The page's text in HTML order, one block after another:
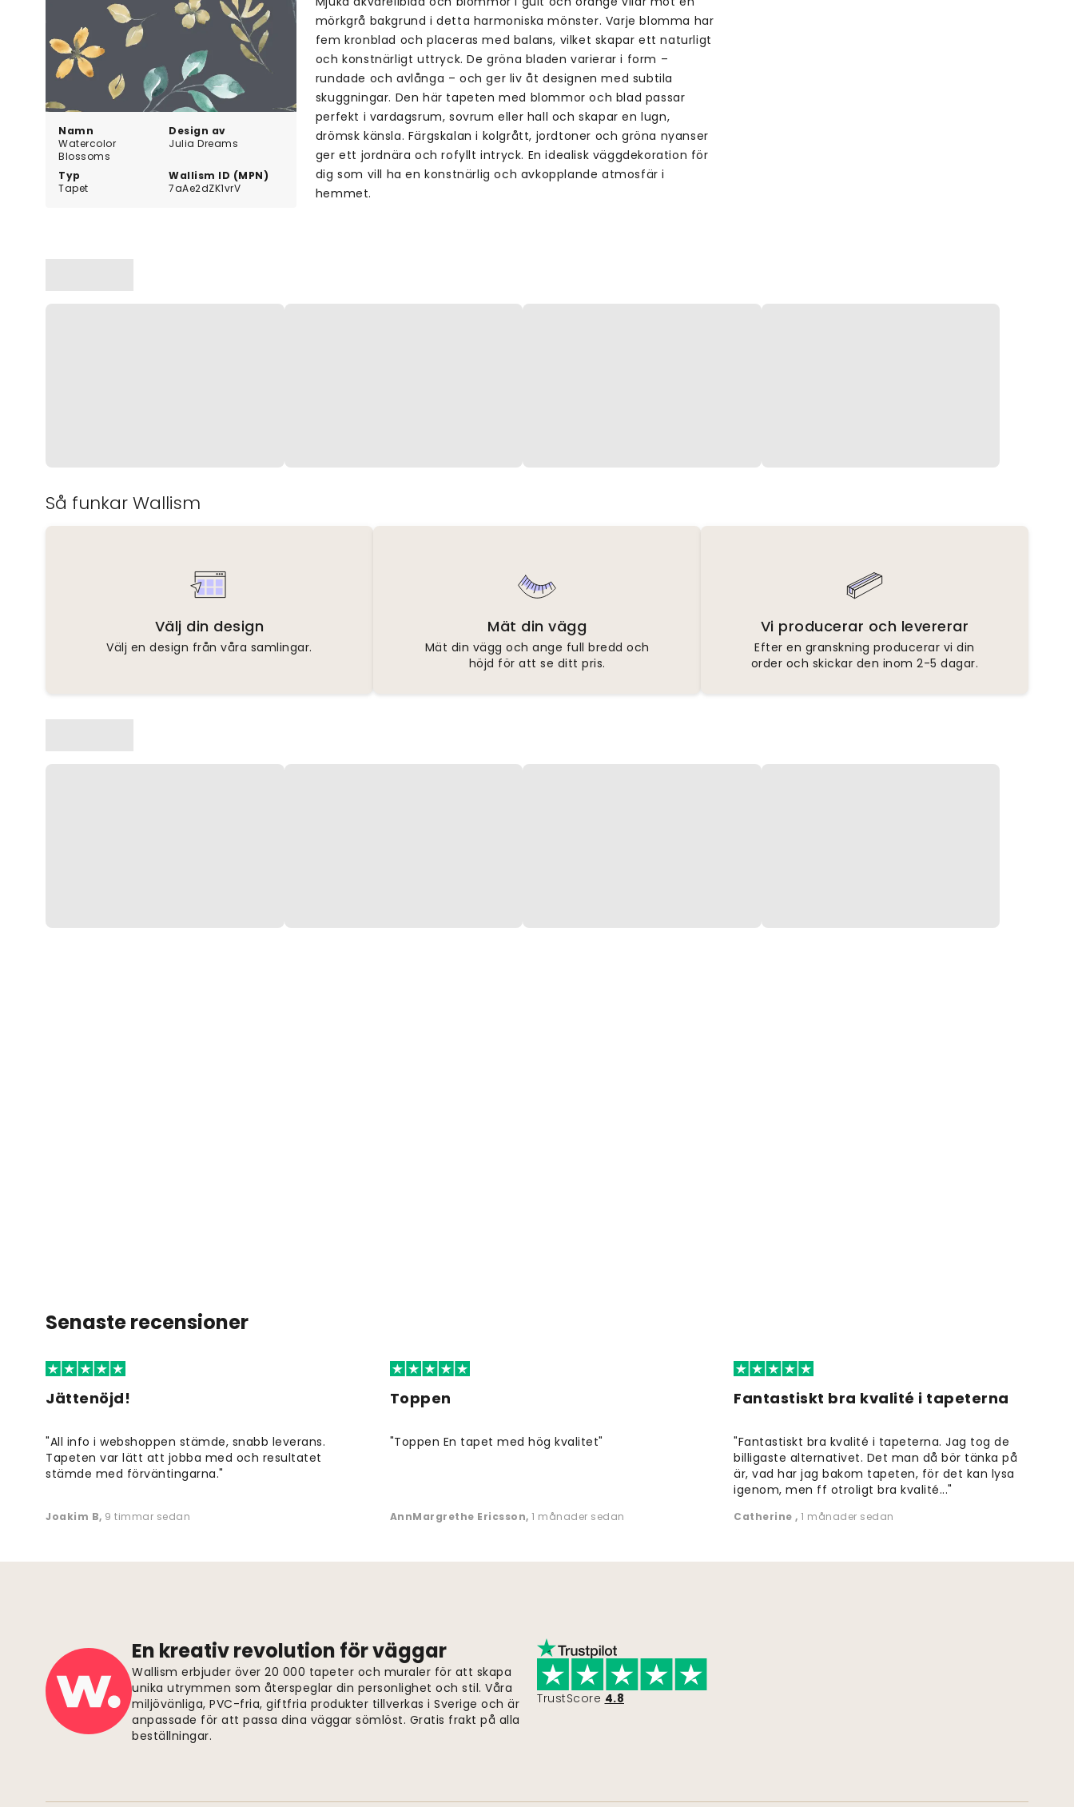
Namn
Watercolor
Blossoms
Design av
Julia Dreams
Typ
Tapet
Wallism ID (MPN)
7aAe2dZK1vrV
mörkgrå bakgrund i detta harmoniska mönster. Varje blomma har
fem kronblad och placeras med balans, vilket skapar ett naturligt
och konstnärligt uttryck. De gröna bladen varierar i form –
rundade och avlånga – och ger liv åt designen med subtila
skuggningar. Den här tapeten med blommor och blad passar
perfekt i vardagsrum, sovrum eller hall och skapar en lugn,
drömsk känsla. Färgskalan i kolgrått, jordtoner och gröna nyanser
ger ett jordnära och rofyllt intryck. En idealisk väggdekoration för
dig som vill ha en konstnärlig och avkopplande atmosfär i
hemmet.
Så funkar Wallism
Välj din design
Välj en design från våra samlingar.
Mät din vägg
Mät din vägg och ange full bredd och
höjd för att se ditt pris.
Vi producerar och levererar
Efter en granskning producerar vi din
order och skickar den inom 2-5 dagar.
Senaste recensioner
Jättenöjd!
"All info i webshoppen stämde, snabb leverans.
Tapeten var lätt att jobba med och resultatet
stämde med förväntingarna."
Joakim B, 9 timmar sedan
Toppen
"Toppen En tapet med hög kvalitet"
AnnMargrethe Ericsson, 1 månader sedan
Fantastiskt bra kvalité i tapeterna
"Fantastiskt bra kvalité i tapeterna. Jag tog de
billigaste alternativet. Det man då bör tänka på
är, vad har jag bakom tapeten, för det kan lysa
igenom, men ff otroligt bra kvalité..."
Catherine, 1 månader sedan
En kreativ revolution för väggar
Wallism erbjuder över 20 000 tapeter och muraler för att skapa
unika utrymmen som återspeglar din personlighet och stil. Våra
miljövänliga, PVC-fria, giftfria produkter tillverkas i Sverige och är
anpassade för att passa dina väggar sömlöst. Gratis frakt på alla
beställningar.
TrustScore 4.8